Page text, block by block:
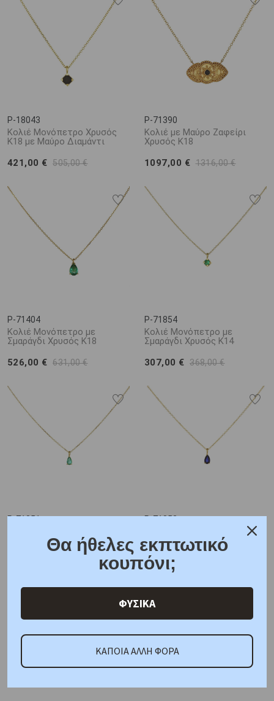
P-18043
Κολιέ Μονόπετρο Χρυσός
Κ18 με Μαύρο Διαμάντι
421,00 € 505,00 €
P-71390
Κολιέ με Μαύρο Ζαφείρι
Χρυσός Κ18
1097,00 € 1316,00 €
P-71404
Κολιέ Μονόπετρο με
Σμαράγδι Χρυσός Κ18
526,00 € 631,00 €
P-71854
Κολιέ Μονόπετρο με
Σμαράγδι Χρυσός Κ14
307,00 € 368,00 €
P-71851 P-71852
Ζαφείρι Χρυσός Κ14
318,00 €
Θα ήθελες εκπτωτικό
κουπόνι;
ΦΥΣΙΚΑ
ΚΑΠΟΙΑ ΑΛΛΗ ΦΟΡΑ